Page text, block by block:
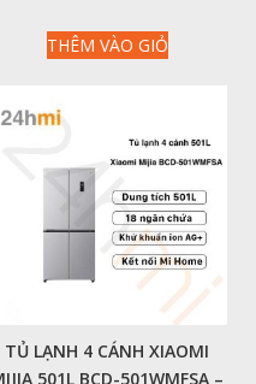
THÊM VÀO GIỎ
TỦ LẠNH 4 CÁNH XIAOMI
501L BCD-501WMFSA –